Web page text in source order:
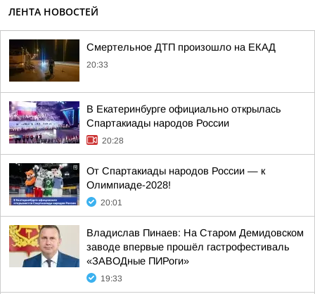
ЛЕНТА НОВОСТЕЙ
Смертельное ДТП произошло на ЕКАД
20:33
В Екатеринбурге официально открылась
Спартакиады народов России
20:28
От Спартакиады народов России — к
Олимпиаде-2028!
20:01
Владислав Пинаев: На Старом Демидовском
заводе впервые прошёл гастрофестиваль
«ЗАВОДные ПИРоги»
19:33